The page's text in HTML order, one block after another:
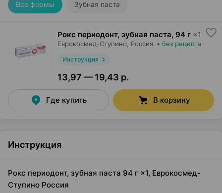
Все формы Зубная паста
Рокс периодонт, зубная паста, 94 г ×1
Еврокосмед-Ступино , Россия • без рецепта
Инструкция
13,97 — 19,43 р.
Где купить В корзину
Инструкция
Рокс периодонт, зубная паста 94 г ×1, Еврокосмед-
Ступино Россия